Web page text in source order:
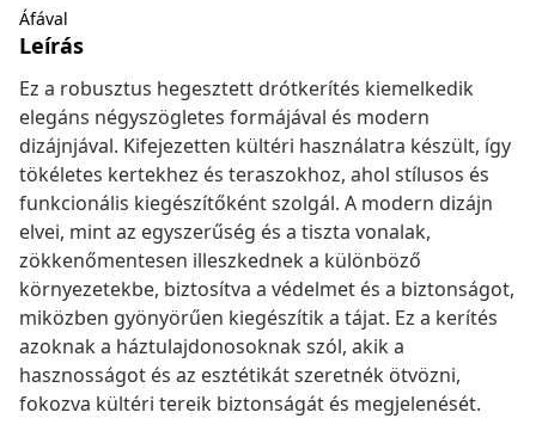
Áfával
Leírás
Ez a robusztus hegesztett drótkerítés kiemelkedik
elegáns négyszögletes formájával és modern
dizájnjával. Kifejezetten kültéri használatra készült, így
tökéletes kertekhez és teraszokhoz, ahol stílusos és
funkcionális kiegészítőként szolgál. A modern dizájn
elvei, mint az egyszerűség és a tiszta vonalak,
zökkenőmentesen illeszkednek a különböző
környezetekbe, biztosítva a védelmet és a biztonságot,
miközben gyönyörűen kiegészítik a tájat. Ez a kerítés
azoknak a háztulajdonosoknak szól, akik a
hasznosságot és az esztétikát szeretnék ötvözni,
fokozva kültéri tereik biztonságát és megjelenését.